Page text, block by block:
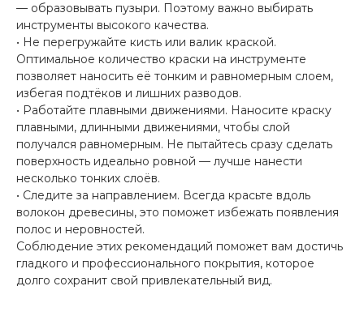
— образовывать пузыри. Поэтому важно выбирать
инструменты высокого качества.
• Не перегружайте кисть или валик краской.
Оптимальное количество краски на инструменте
позволяет наносить её тонким и равномерным слоем,
избегая подтёков и лишних разводов.
• Работайте плавными движениями. Наносите краску
плавными, длинными движениями, чтобы слой
получался равномерным. Не пытайтесь сразу сделать
поверхность идеально ровной — лучше нанести
несколько тонких слоёв.
• Следите за направлением. Всегда красьте вдоль
волокон древесины, это поможет избежать появления
полос и неровностей.
Соблюдение этих рекомендаций поможет вам достичь
гладкого и профессионального покрытия, которое
долго сохранит свой привлекательный вид.